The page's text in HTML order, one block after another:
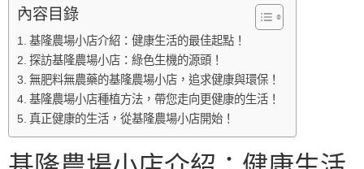
內容目錄
基隆農場小店介紹：健康生活的最佳起點！
探訪基隆農場小店：綠色生機的源頭！
無肥料無農藥的基隆農場小店，追求健康與環保！
基隆農場小店種植方法，帶您走向更健康的生活！
真正健康的生活，從基隆農場小店開始！